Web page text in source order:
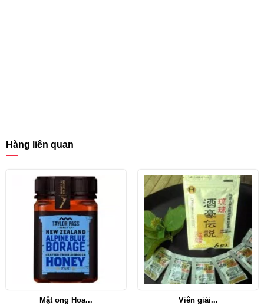
Hàng liên quan
Mật ong Hoa... Viên giải...